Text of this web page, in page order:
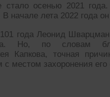
осенью 2021
начале лета 2022 года
года Леонид
Но, по словам
Капкова, точная
местом захоронения его